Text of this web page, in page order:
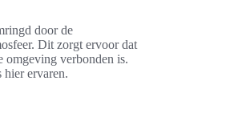
door de
Dit zorgt ervoor dat
omgeving verbonden is.
ervaren.